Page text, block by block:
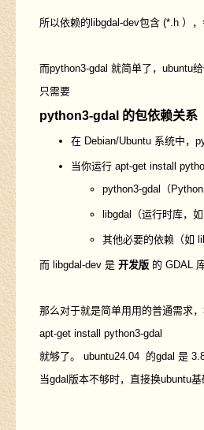
所以依赖的libgdal-dev包含 (*.h ）
而python3-gdal 就简单了，ubuntu
只需要
python3-gdal 的包依赖关系
在 Debian/Ubuntu 系统中，
当你运行 apt-get install
python3-gdal
（
libgdal （运行时库，如
其他必要的依赖（如
而 libgdal-dev是 开发版的 GDAL
那么对于就是简单用用的普通需求
apt-get install python3-gdal
就够了。 ubuntu24.04 的gdal 是
当gdal版本不够时，直接换ubuntu